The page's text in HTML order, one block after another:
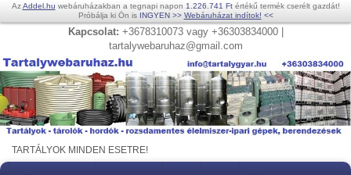
AzAddel.hu webáruházakban a tegnapi napon 1.226.741 Ftértékű termék cserélt gazdát!
Próbálja ki Ön is INGYEN >> Webáruházat indítok! <<
Kapcsolat: +3678310073 vagy +36303834000 |
tartalywebaruhaz@gmail.com
TARTÁLYOK MINDEN ESETRE!